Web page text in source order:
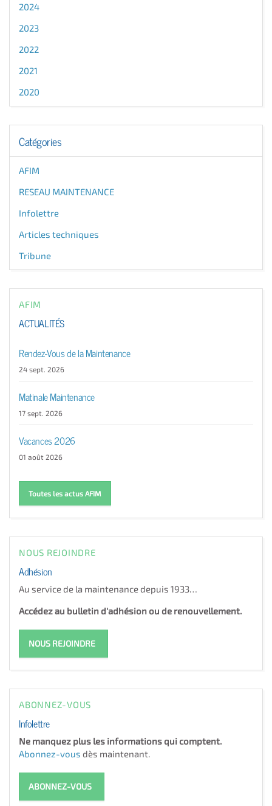
2024
2023
2022
2021
2020
Catégories
AFIM
RESEAU MAINTENANCE
Infolettre
Articles techniques
Tribune
AFIM
ACTUALITÉS
Rendez-Vous de la Maintenance
24 sept. 2026
Matinale Maintenance
17 sept. 2026
Vacances 2026
01 août 2026
Toutes les actus AFIM
NOUS REJOINDRE
Adhésion
Au service de la maintenance depuis 1933…
Accédez au bulletin d'adhésion ou de renouvellement.
NOUS REJOINDRE
ABONNEZ-VOUS
Infolettre
Ne manquez plus les informations qui comptent.
Abonnez-vous dès maintenant.
ABONNEZ-VOUS